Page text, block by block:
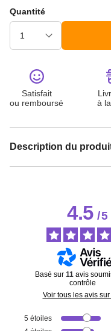
Quantité
Satisfait
ou remboursé
à
Description du
4.5/5
Basé sur11 avis
contrôle
Voir tous les avis sur
5 étoiles